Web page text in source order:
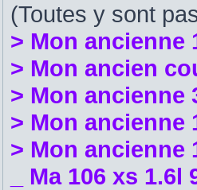
(Toutes y sont
> Mon ancienne
> Mon ancien
> Mon ancienne
> Mon ancienne
> Mon ancienne
_ Ma 106 xs 1.6l